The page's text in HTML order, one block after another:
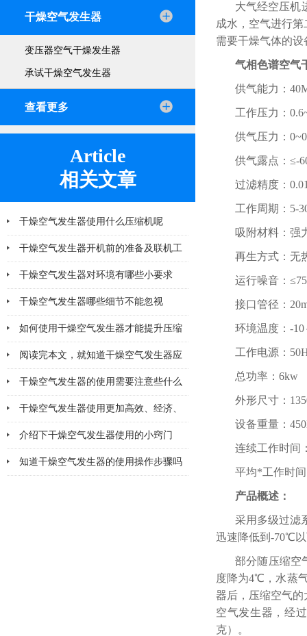
干燥空气发生器
变压器空气干燥发生器
承试干燥空气发生器
查看更多
Article
相关文章
干燥空气发生器使用什么压缩机呢
干燥空气发生器开机前的准备及联机工
作有哪些
干燥空气发生器对环境有哪些小要求
干燥空气发生器哪些细节不能忽视
如何使用干燥空气发生器才能提升压缩
空气的纯净度？
阅读完本文，就知道干燥空气发生器应
该注意哪几点小问题
干燥空气发生器的使用需要注意些什么
干燥空气发生器使用更加高效、经济、
安全、环保
介绍下干燥空气发生器使用的小窍门
知道干燥空气发生器的使用操作步骤吗
大气经空压机
成水，空气进行
需要干燥气体的设
气相色谱空气
供气能力：
工作压力：
供气压力：
供气露点：≤-
过滤精度：
工作周期：5-
吸附材料：强
再生方式：无
运行噪音：
接口管径：
环境温度：-
工作电源：
总功率：6kw
外形尺寸：
设备重量：
连续工作时间
平均*工作时
产品概述：
采用多级过滤
迅速降低到-70℃
部分随压缩空
度降为4℃，水蒸
器后，压缩空气
空气发生器，经
克）。